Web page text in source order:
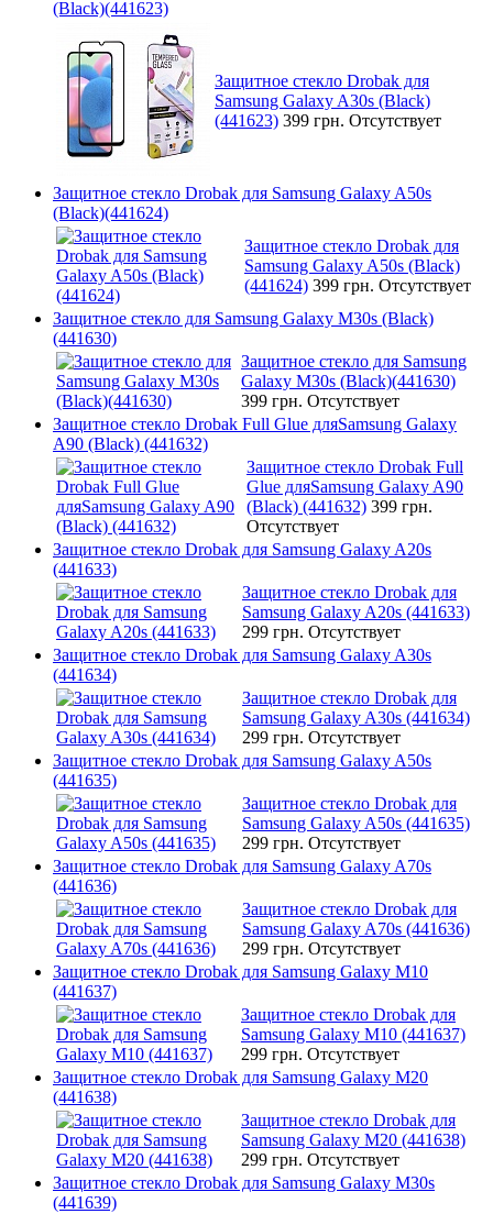
(Black)(441623)
Защитное стекло Drobak для
Samsung Galaxy A30s (Black)
(441623) 399 грн. Отсутствует
Защитное стекло Drobak для Samsung Galaxy A50s
(Black)(441624)
Защитное стекло Drobak для
Samsung Galaxy A50s (Black)
(441624) 399 грн. Отсутствует
Защитное стекло для Samsung Galaxy M30s (Black)
(441630)
Защитное стекло для Samsung
Galaxy M30s (Black)(441630)
399 грн. Отсутствует
Защитное стекло Drobak Full Glue дляSamsung Galaxy
A90 (Black) (441632)
Защитное стекло Drobak Full
Glue дляSamsung Galaxy A90
(Black) (441632) 399 грн.
Отсутствует
Защитное стекло Drobak для Samsung Galaxy A20s
(441633)
Защитное стекло Drobak для
Samsung Galaxy A20s (441633)
299 грн. Отсутствует
Защитное стекло Drobak для Samsung Galaxy A30s
(441634)
Защитное стекло Drobak для
Samsung Galaxy A30s (441634)
299 грн. Отсутствует
Защитное стекло Drobak для Samsung Galaxy A50s
(441635)
Защитное стекло Drobak для
Samsung Galaxy A50s (441635)
299 грн. Отсутствует
Защитное стекло Drobak для Samsung Galaxy A70s
(441636)
Защитное стекло Drobak для
Samsung Galaxy A70s (441636)
299 грн. Отсутствует
Защитное стекло Drobak для Samsung Galaxy M10
(441637)
Защитное стекло Drobak для
Samsung Galaxy M10 (441637)
299 грн. Отсутствует
Защитное стекло Drobak для Samsung Galaxy M20
(441638)
Защитное стекло Drobak для
Samsung Galaxy M20 (441638)
299 грн. Отсутствует
Защитное стекло Drobak для Samsung Galaxy M30s
(441639)